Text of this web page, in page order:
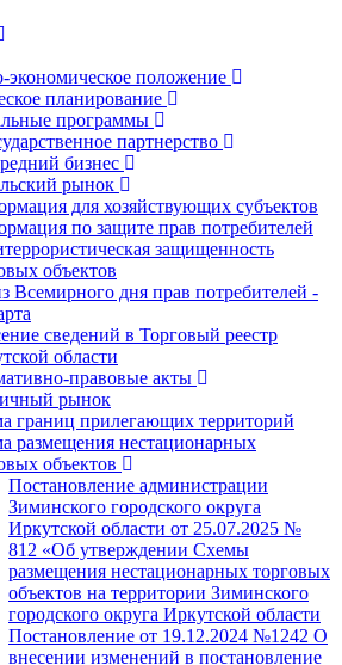
экономическое положение
планирование
программы
партнерство
бизнес
рынок
для хозяйствующих субъектов
по защите прав потребителей
защищенность
объектов
Всемирного дня прав потребителей -
сведений в Торговый реестр
области
правовые акты
рынок
границ прилегающих территорий
размещения нестационарных
объектов
Постановление администрации
Зиминского городского округа
Иркутской области от 25.07.2025 №
812 «Об утверждении Схемы
размещения нестационарных торговых
объектов на территории Зиминского
городского округа Иркутской области
Постановление от 19.12.2024 №1242 О
внесении изменений в постановление